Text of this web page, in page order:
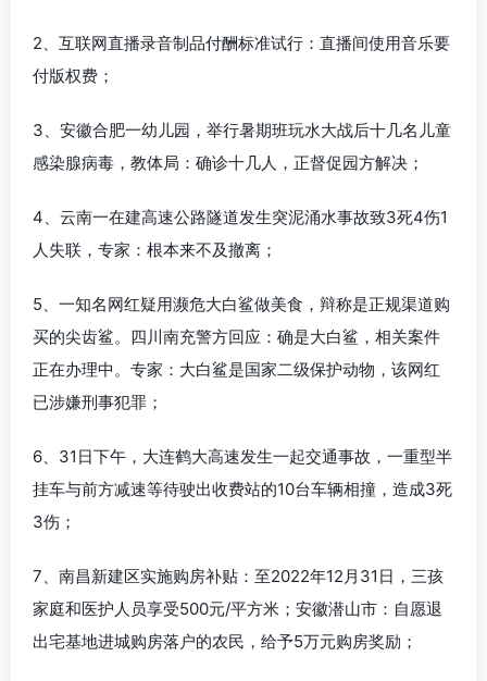
2、互联网直播录音制品付酬标准试行：直播间使用音乐要
付版权费；
3、安徽合肥一幼儿园，举行暑期班玩水大战后十几名儿童
感染腺病毒，教体局：确诊十几人，正督促园方解决；
4、云南一在建高速公路隧道发生突泥涌水事故致3死4伤1
人失联，专家：根本来不及撤离；
5、一知名网红疑用濒危大白鲨做美食，辩称是正规渠道购
买的尖齿鲨。四川南充警方回应：确是大白鲨，相关案件
正在办理中。专家：大白鲨是国家二级保护动物，该网红
已涉嫌刑事犯罪；
6、31日下午，大连鹤大高速发生一起交通事故，一重型半
挂车与前方减速等待驶出收费站的10台车辆相撞，造成3死
3伤；
7、南昌新建区实施购房补贴：至2022年12月31日，三孩
家庭和医护人员享受500元/平方米；安徽潜山市：自愿退
出宅基地进城购房落户的农民，给予5万元购房奖励；